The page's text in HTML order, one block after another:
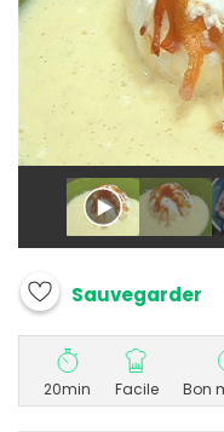
Sauvegarder
20min Facile Bon